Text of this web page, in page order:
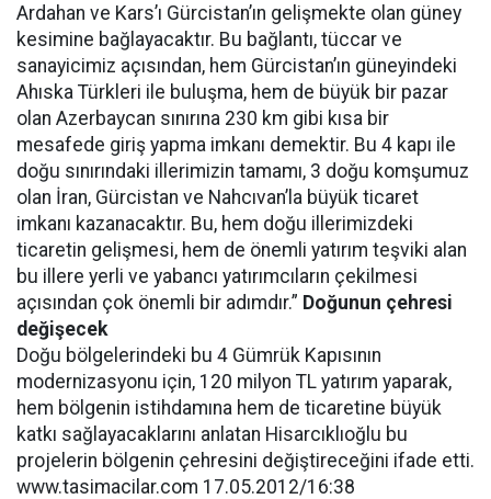
Ardahan ve Kars’ı Gürcistan’ın gelişmekte olan güney
kesimine bağlayacaktır. Bu bağlantı, tüccar ve
sanayicimiz açısından, hem Gürcistan’ın güneyindeki
Ahıska Türkleri ile buluşma, hem de büyük bir pazar
olan Azerbaycan sınırına 230 km gibi kısa bir
mesafede giriş yapma imkanı demektir. Bu 4 kapı ile
doğu sınırındaki illerimizin tamamı, 3 doğu komşumuz
olan İran, Gürcistan ve Nahcıvan’la büyük ticaret
imkanı kazanacaktır. Bu, hem doğu illerimizdeki
ticaretin gelişmesi, hem de önemli yatırım teşviki alan
bu illere yerli ve yabancı yatırımcıların çekilmesi
açısından çok önemli bir adımdır.” Doğunun çehresi
değişecek
Doğu bölgelerindeki bu 4 Gümrük Kapısının
modernizasyonu için, 120 milyon TL yatırım yaparak,
hem bölgenin istihdamına hem de ticaretine büyük
katkı sağlayacaklarını anlatan Hisarcıklıoğlu bu
projelerin bölgenin çehresini değiştireceğini ifade etti.
www.tasimacilar.com 17.05.2012/16:38